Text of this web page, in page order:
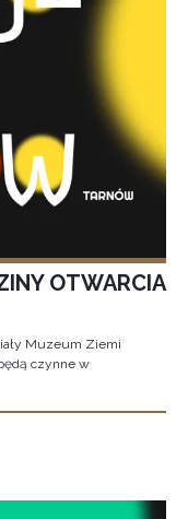
OTWARCIA
Muzeum Ziemi
czynne w